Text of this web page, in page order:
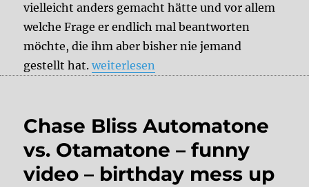
vielleicht anders gemacht hätte und vor allem
welche Frage er endlich mal beantworten
möchte, die ihm aber bisher nie jemand
gestellt hat.„7 Fragen an David Packouz (Singular
weiterlesen
Chase Bliss Automatone
vs. Otamatone – funny
video – birthday mess up